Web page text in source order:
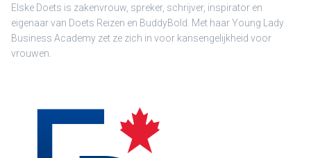
Elske Doets is zakenvrouw, spreker, schrijver, inspirator en
eigenaar van Doets Reizen en BuddyBold. Met haar Young Lady
Business Academy zet ze zich in voor kansengelijkheid voor
vrouwen.